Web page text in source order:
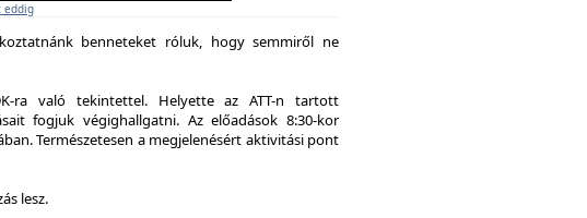
eddig
benneteket róluk, hogy semmiről ne
ra való tekintettel. Helyette az ATT-n tartott
fogjuk végighallgatni. Az előadások 8:30-kor
Természetesen a megjelenésért aktivitási pont
lesz.